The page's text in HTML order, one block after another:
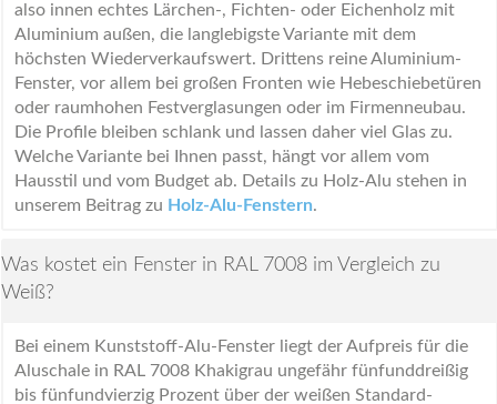
also innen echtes Lärchen-, Fichten- oder Eichenholz mit
Aluminium außen, die langlebigste Variante mit dem
höchsten Wiederverkaufswert. Drittens reine Aluminium-
Fenster, vor allem bei großen Fronten wie Hebeschiebetüren
oder raumhohen Festverglasungen oder im Firmenneubau.
Die Profile bleiben schlank und lassen daher viel Glas zu.
Welche Variante bei Ihnen passt, hängt vor allem vom
Hausstil und vom Budget ab. Details zu Holz-Alu stehen in
unserem Beitrag zu Holz-Alu-Fenstern.
Was kostet ein Fenster in RAL 7008 im Vergleich zu
Weiß?
Bei einem Kunststoff-Alu-Fenster liegt der Aufpreis für die
Aluschale in RAL 7008 Khakigrau ungefähr fünfunddreißig
bis fünfundvierzig Prozent über der weißen Standard-